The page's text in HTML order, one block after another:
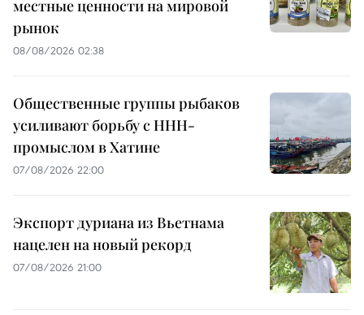
местные ценности на мировой
рынок
08/08/2026 02:38
Общественные группы рыбаков
усиливают борьбу с ННН-
промыслом в Хатине
07/08/2026 22:00
Экспорт дуриана из Вьетнама
нацелен на новый рекорд
07/08/2026 21:00